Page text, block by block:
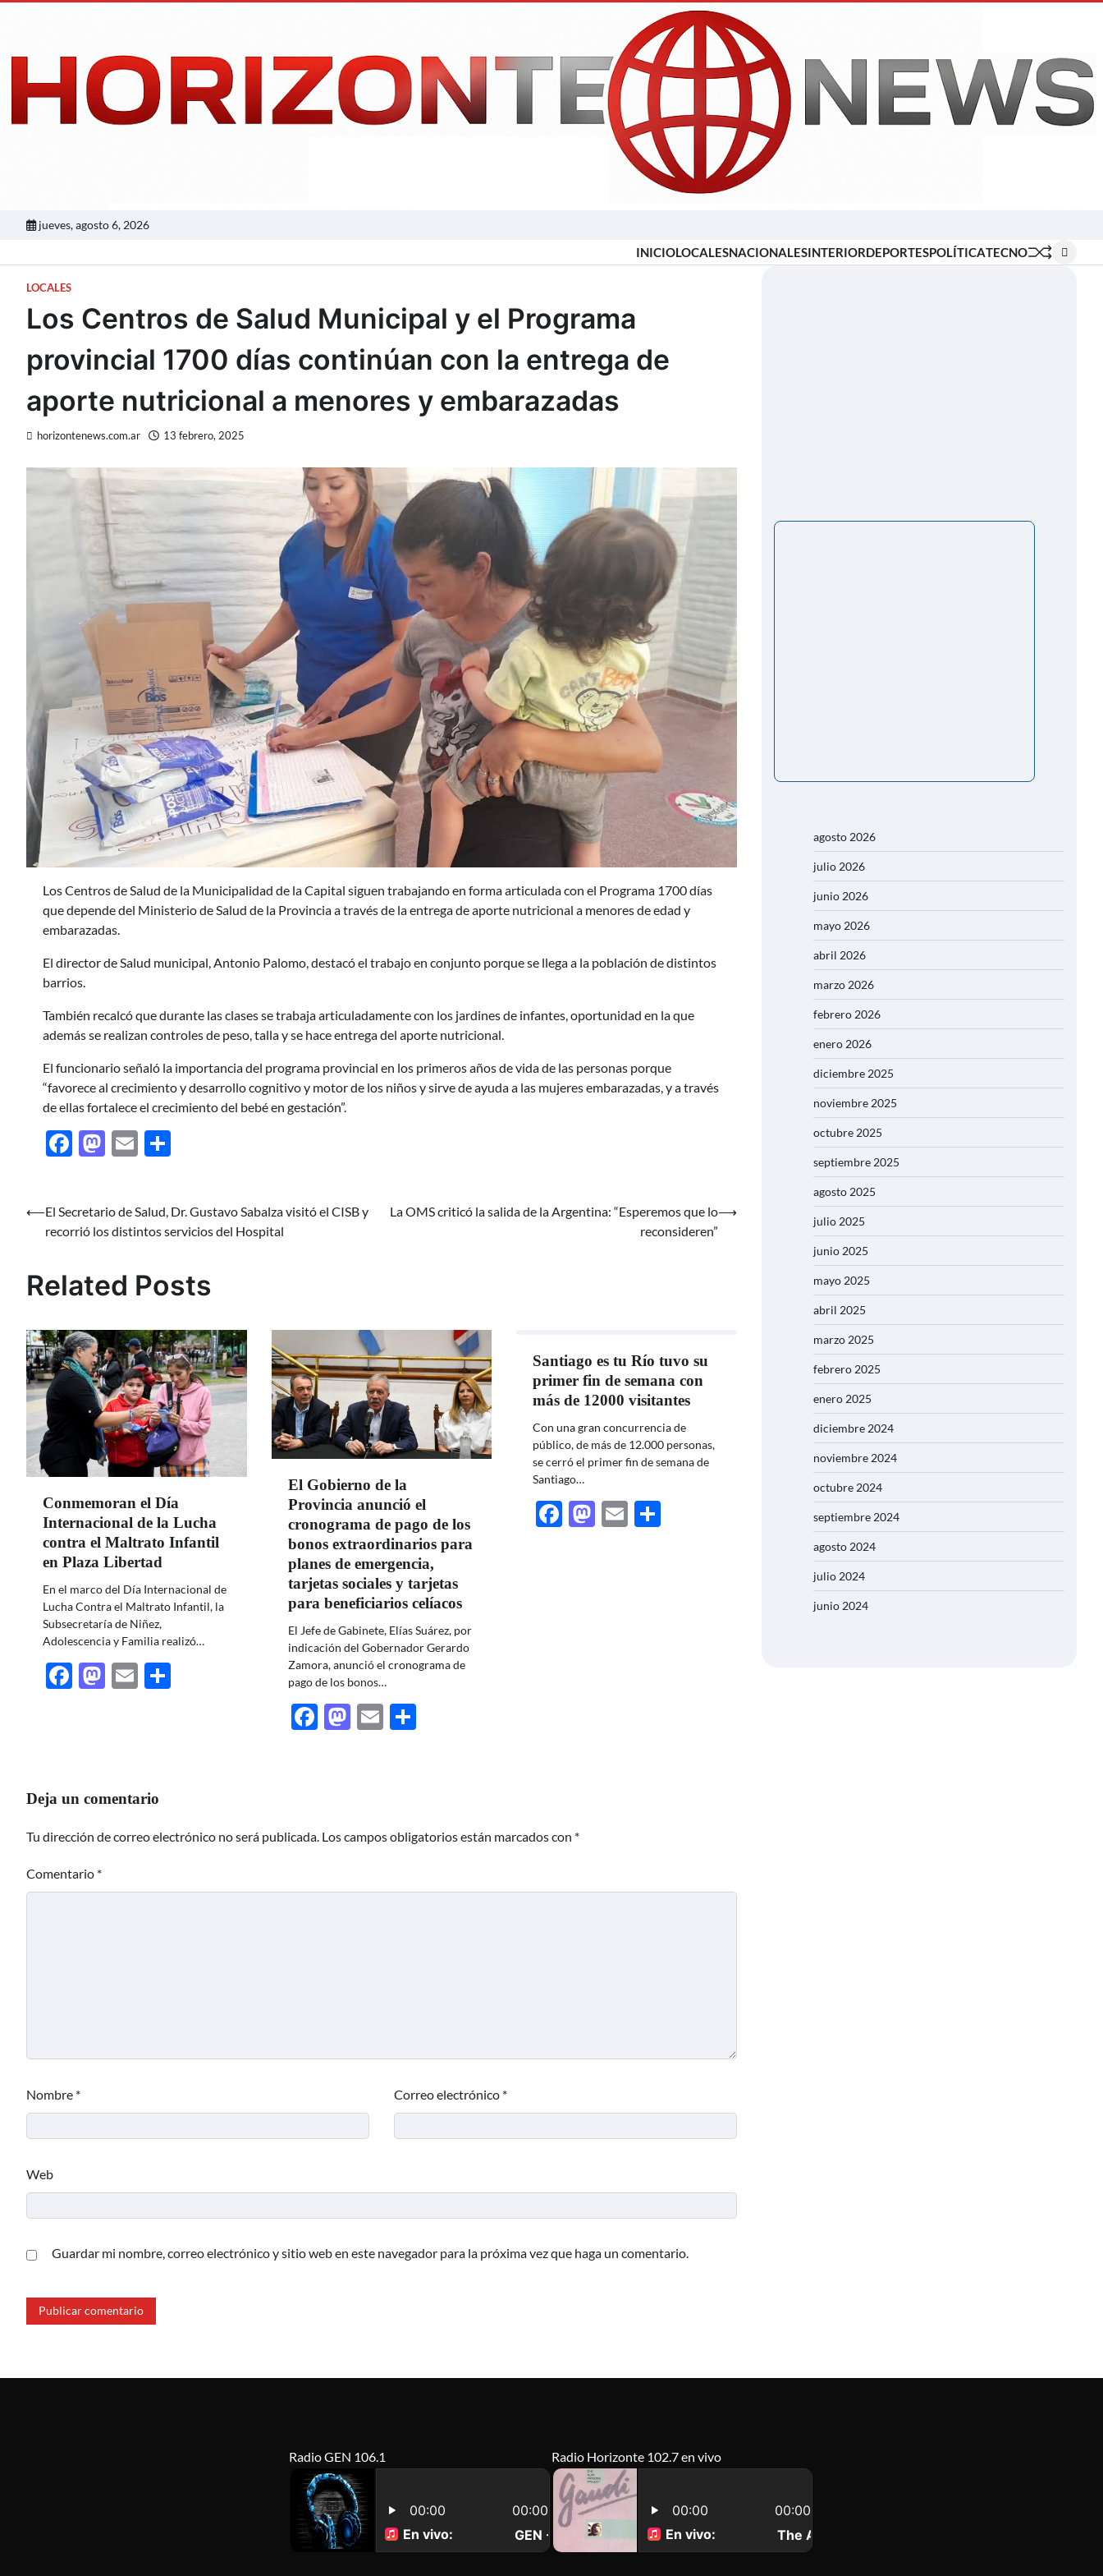
jueves, agosto 6, 2026
INICIOLOCALESNACIONALESINTERIORDEPORTESPOLÍTICATECNO
LOCALES
Los Centros de Salud Municipal y el Programa
provincial 1700 días continúan con la entrega de
aporte nutricional a menores y embarazadas
horizontenews.com.ar 13 febrero, 2025
Los Centros de Salud de la Municipalidad de la Capital siguen trabajando en forma articulada con el Programa 1700 días
que depende del Ministerio de Salud de la Provincia a través de la entrega de aporte nutricional a menores de edad y
embarazadas.
El director de Salud municipal, Antonio Palomo, destacó el trabajo en conjunto porque se llega a la población de distintos
barrios.
También recalcó que durante las clases se trabaja articuladamente con los jardines de infantes, oportunidad en la que
además se realizan controles de peso, talla y se hace entrega del aporte nutricional.
El funcionario señaló la importancia del programa provincial en los primeros años de vida de las personas porque
“favorece al crecimiento y desarrollo cognitivo y motor de los niños y sirve de ayuda a las mujeres embarazadas, y a través
de ellas fortalece el crecimiento del bebé en gestación”.
Facebook
Mastodon
Email
Navegación
⟵El Secretario de Salud, Dr. Gustavo Sabalza visitó el CISB y
recorrió los distintos servicios del Hospital
La OMS criticó la salida de la Argentina: “Esperemos que lo
reconsideren”
⟶
Related Posts
Conmemoran el Día
Internacional de la Lucha
contra el Maltrato Infantil
en Plaza Libertad
En el marco del Día Internacional de
Lucha Contra el Maltrato Infantil, la
Subsecretaría de Niñez,
Adolescencia y Familia realizó…
Facebook
Mastodon
Email
El Gobierno de la
Provincia anunció el
cronograma de pago de los
bonos extraordinarios para
planes de emergencia,
tarjetas sociales y tarjetas
para beneficiarios celíacos
El Jefe de Gabinete, Elías Suárez, por
indicación del Gobernador Gerardo
Zamora, anunció el cronograma de
pago de los bonos…
Facebook
Mastodon
EmailShare
Santiago es tu Río tuvo su
primer fin de semana con
más de 12000 visitantes
Con una gran concurrencia de
público, de más de 12.000 personas,
se cerró el primer fin de semana de
Santiago…
Facebook
Mastodon
Email
Deja un comentario
Tu dirección de correo electrónico no será publicada. Los campos obligatorios están marcados con *
Comentario *
Nombre * Correo electrónico *
Web
Guardar mi nombre, correo electrónico y sitio web en este navegador para la próxima vez que haga un comentario.
agosto 2026
julio 2026
junio 2026
mayo 2026
abril 2026
marzo 2026
febrero 2026
enero 2026
diciembre 2025
noviembre 2025
octubre 2025
septiembre 2025
agosto 2025
julio 2025
junio 2025
mayo 2025
abril 2025
marzo 2025
febrero 2025
enero 2025
diciembre 2024
noviembre 2024
octubre 2024
septiembre 2024
agosto 2024
julio 2024
junio 2024
Radio GEN 106.1 Radio Horizonte 102.7 en vivo